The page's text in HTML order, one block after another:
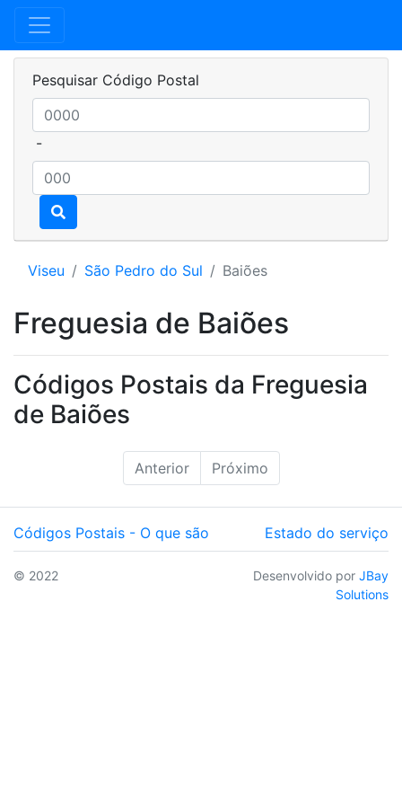
Pesquisar Código Postal
-
Viseu São Pedro do Sul Baiões
Freguesia de Baiões
Códigos Postais da Freguesia
de Baiões
Anterior Próximo
Códigos Postais - O que são Estado do serviço
© 2022 Desenvolvido por JBay
Solutions